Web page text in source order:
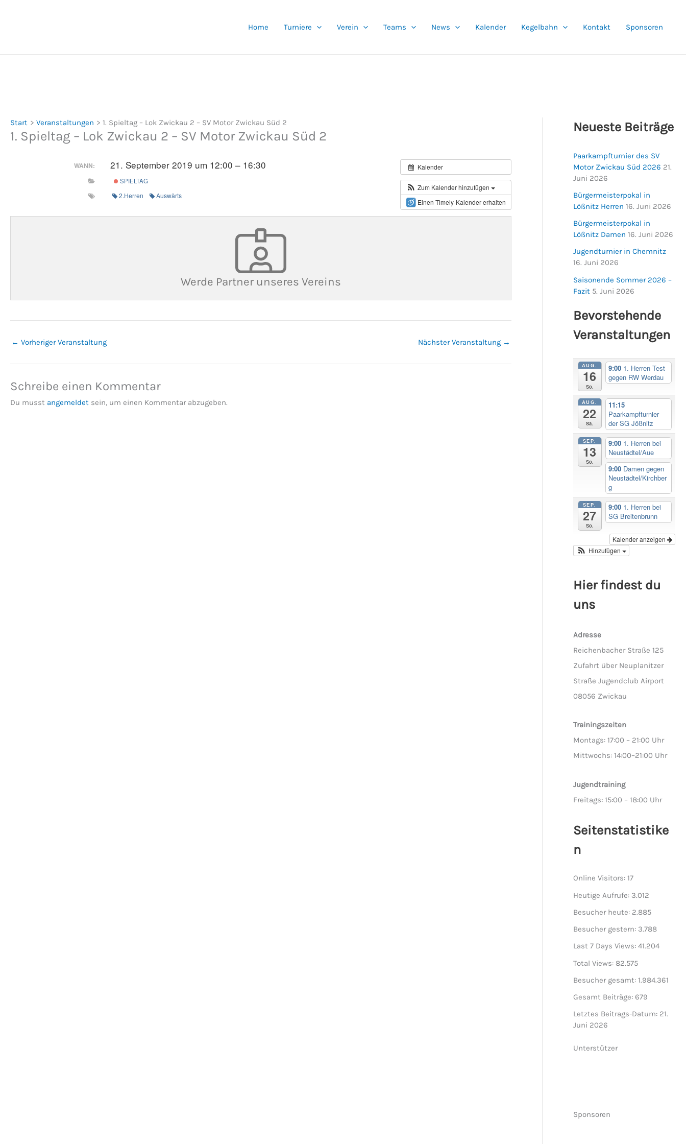
Home Turniere Verein Teams News Kalender Kegelbahn Kontakt Sponsoren
Start Veranstaltungen 1. Spieltag – Lok Zwickau 2 – SV Motor Zwickau Süd 2
1. Spieltag – Lok Zwickau 2 – SV Motor Zwickau Süd 2
Kalender
Zum Kalender hinzufügen
Einen Timely-Kalender erhalten
WANN: 21. September 2019 um 12:00 – 16:30
SPIELTAG
2.Herren Auswärts
Werde Partner unseres Vereins
← Vorheriger Veranstaltung Nächster Veranstaltung →
Schreibe einen Kommentar
Du musst angemeldet sein, um einen Kommentar abzugeben.
Neueste Beiträge
Paarkampfturnier des SV
Motor Zwickau Süd 2026 21.
Juni 2026
Bürgermeisterpokal in
Lößnitz Herren 16. Juni 2026
Bürgermeisterpokal in
Lößnitz Damen 16. Juni 2026
Jugendturnier in Chemnitz
16. Juni 2026
Saisonende Sommer 2026 –
Fazit 5. Juni 2026
Bevorstehende
Veranstaltungen
AUG.
16
So.
9:00 1. Herren Test
gegen RW Werdau
AUG.
22
Sa.
11:15
Paarkampfturnier
der SG Jößnitz
SEP.
13
So.
9:00 1. Herren bei
Neustädtel/Aue
9:00 Damen gegen
Neustädtel/Kirchber
g
SEP.
27
So.
9:00 1. Herren bei
SG Breitenbrunn
Kalender anzeigen
Hinzufügen
Hier findest du
uns
Adresse
Reichenbacher Straße 125
Zufahrt über Neuplanitzer
Straße Jugendclub Airport
08056 Zwickau
Trainingszeiten
Montags: 17:00 – 21:00 Uhr
Mittwochs: 14:00–21:00 Uhr
Jugendtraining
Freitags: 15:00 – 18:00 Uhr
Seitenstatistike
n
Online Visitors:17
Heutige Aufrufe: 3.012
Besucher heute: 2.885
Besucher gestern: 3.788
Last 7 Days Views:41.204
Total Views: 82.575
Besucher gesamt:1.984.361
Gesamt Beiträge:679
Letztes Beitrags-Datum: 21.
Juni 2026
Unterstützer
Sponsoren